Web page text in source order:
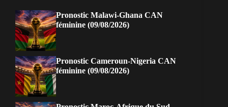
Pronostic Malawi-Ghana CAN
féminine (09/08/2026)
Pronostic Cameroun-Nigeria CAN
féminine (09/08/2026)